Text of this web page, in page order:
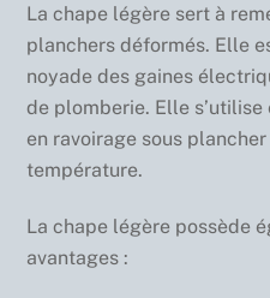
La chape légère sert à
planchers déformés. Elle
noyade des gaines
de plomberie. Elle s’utilise
en ravoirage sous
température.
La chape légère possède
avantages :